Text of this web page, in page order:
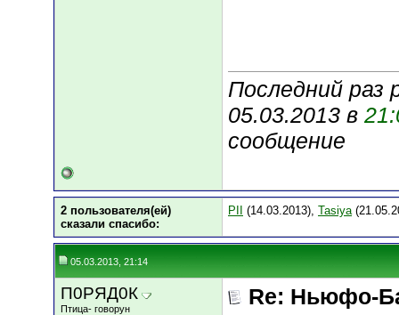
Последний раз
05.03.2013 в
сообщение
2 пользователя(ей)
сказали cпасибо:
PII (14.03.2013), Tasiya
05.03.2013, 21:14
П0РЯД0К
Птица- говорун Re: Ньюфо-